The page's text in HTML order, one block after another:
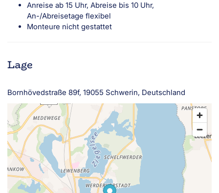
Anreise ab 15 Uhr, Abreise bis 10 Uhr,
An-/Abreisetage flexibel
Monteure nicht gestattet
Lage
Bornhövedstraße 89f, 19055 Schwerin, Deutschland